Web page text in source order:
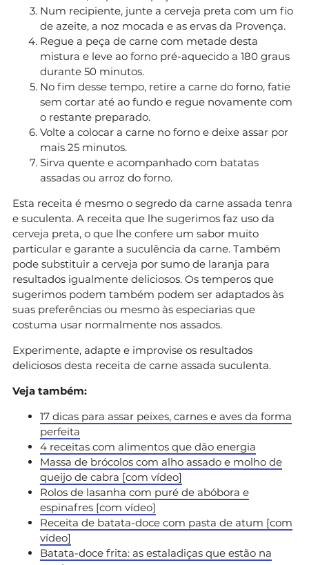
Num recipiente, junte a cerveja preta com um fio
de azeite, a noz mocada e as ervas da Provença.
Regue a peça de carne com metade desta
mistura e leve ao forno pré-aquecido a 180 graus
durante 50 minutos.
No fim desse tempo, retire a carne do forno, fatie
sem cortar até ao fundo e regue novamente com
o restante preparado.
Volte a colocar a carne no forno e deixe assar por
mais 25 minutos.
Sirva quente e acompanhado com batatas
assadas ou arroz do forno.
Esta receita é mesmo o segredo da carne assada tenra
e suculenta. A receita que lhe sugerimos faz uso da
cerveja preta, o que lhe confere um sabor muito
particular e garante a suculência da carne. Também
pode substituir a cerveja por sumo de laranja para
resultados igualmente deliciosos. Os temperos que
sugerimos podem também podem ser adaptados às
suas preferências ou mesmo às especiarias que
costuma usar normalmente nos assados.
Experimente, adapte e improvise os resultados
deliciosos desta receita de carne assada suculenta.
Veja também:
17 dicas para assar peixes, carnes e aves da forma
perfeita
4 receitas com alimentos que dão energia
Massa de brócolos com alho assado e molho de
queijo de cabra [com vídeo]
Rolos de lasanha com puré de abóbora e
espinafres [com vídeo]
Receita de batata-doce com pasta de atum [com
vídeo]
Batata-doce frita: as estaladiças que estão na